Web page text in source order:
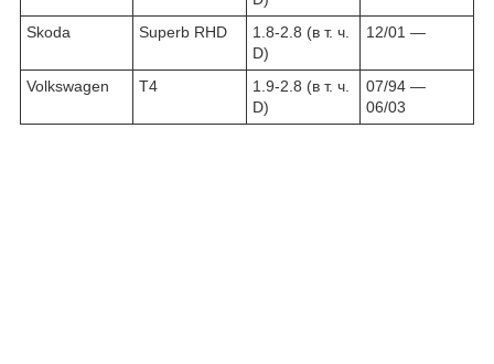
Skoda
Superb RHD
1.8-2.8 (в т. ч.
D)
12/01 ―
Volkswagen T4 1.9-2.8 (в т. ч.
D)
07/94 ―
06/03